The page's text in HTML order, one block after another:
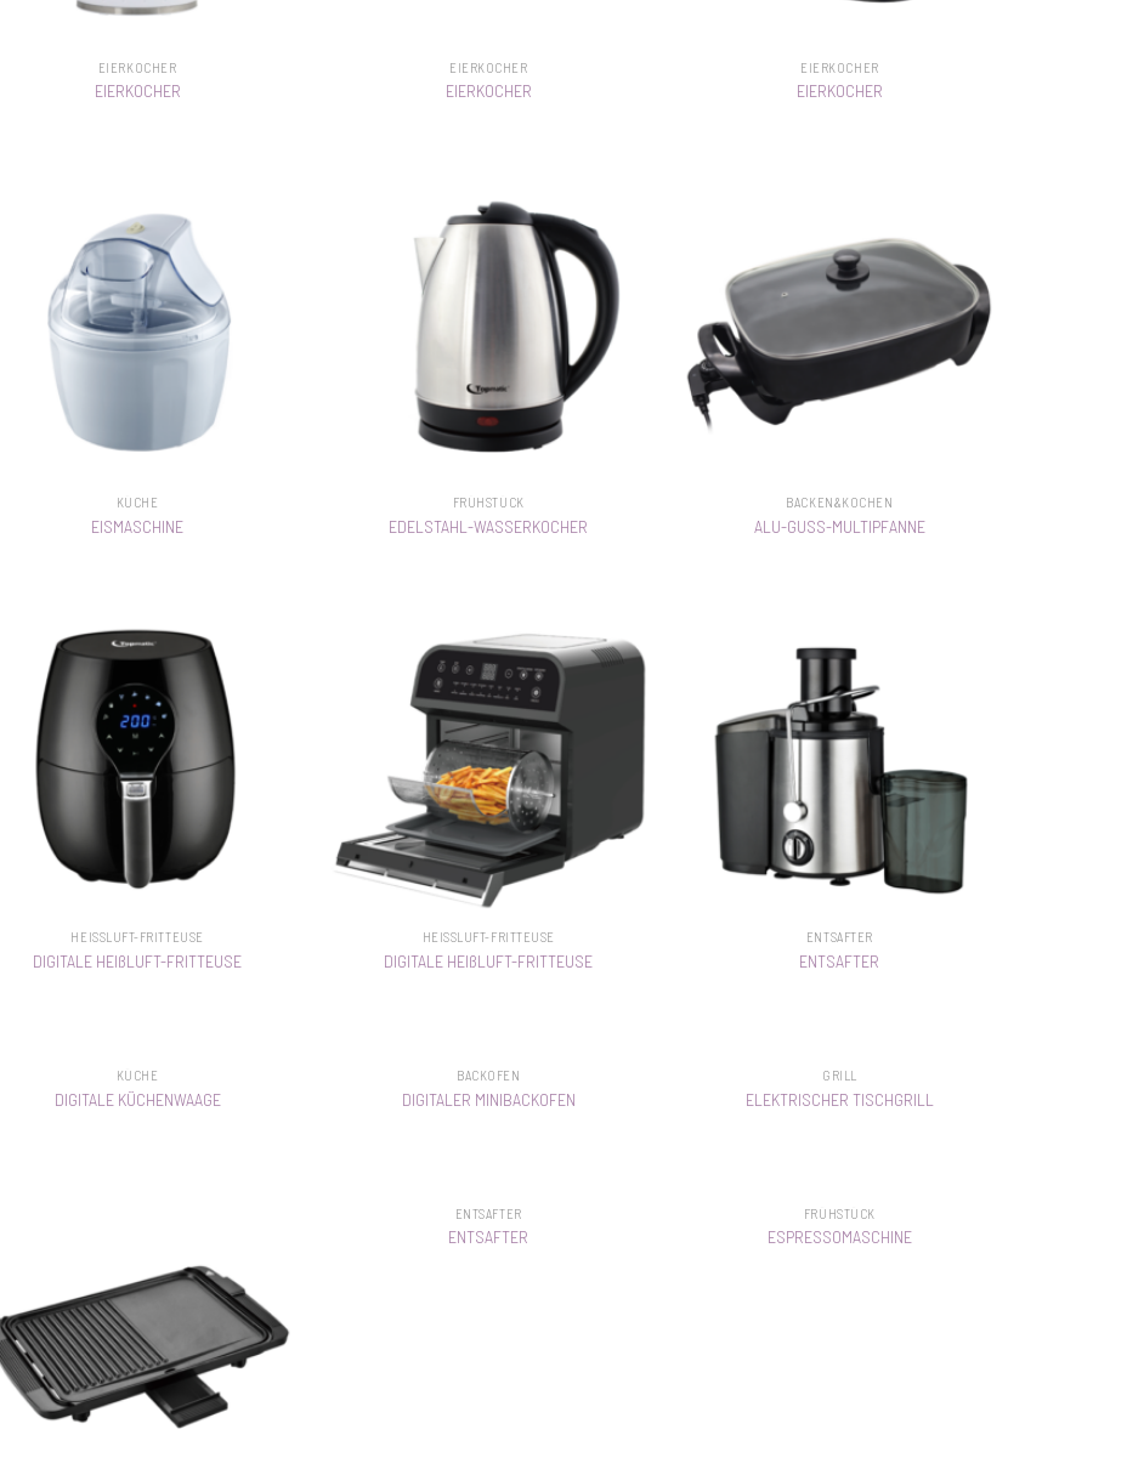
EIERKOCHER
EIERKOCHER
EIERKOCHER
EIERKOCHER
EIERKOCHER
EIERKOCHER
KÜCHE
EISMASCHINE
FRÜHSTÜCK
EDELSTAHL-WASSERKOCHER
BACKEN&KOCHEN
ALU-GUSS-MULTIPFANNE
HEISSLUFT-FRITTEUSE
DIGITALE HEIßLUFT-FRITTEUSE
HEISSLUFT-FRITTEUSE
DIGITALE HEIßLUFT-FRITTEUSE
ENTSAFTER
ENTSAFTER
KÜCHE
DIGITALE KÜCHENWAAGE
BACKOFEN
DIGITALER MINIBACKOFEN
GRILL
ELEKTRISCHER TISCHGRILL
ENTSAFTER
ENTSAFTER
FRÜHSTÜCK
ESPRESSOMASCHINE